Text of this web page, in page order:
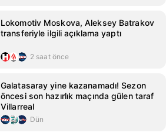
Lokomotiv Moskova, Aleksey Batrakov
transferiyle ilgili açıklama yaptı
2 saat önce
Galatasaray yine kazanamadı! Sezon
öncesi son hazırlık maçında gülen taraf
Villarreal
Dün